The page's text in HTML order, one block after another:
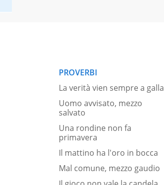
PROVERBI
La verità vien sempre a galla
Uomo avvisato, mezzo
salvato
Una rondine non fa
primavera
Il mattino ha l'oro in bocca
Mal comune, mezzo gaudio